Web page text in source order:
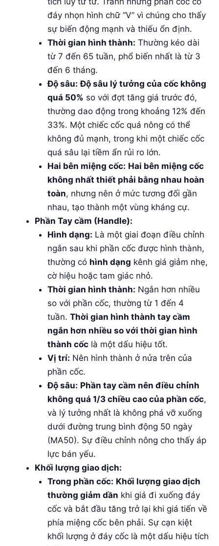
đáy nhọn hình chữ “V” vì chúng cho thấy
sự biến động mạnh và thiếu ổn định.
Thời gian hình thành: Thường kéo dài
từ 7 đến 65 tuần, phổ biến nhất là từ 3
đến 6 tháng.
Độ sâu: Độ sâu lý tưởng của cốc không
quá 50% so với đợt tăng giá trước đó,
thường dao động trong khoảng 12% đến
33%. Một chiếc cốc quá nông có thể
không đủ mạnh, trong khi một chiếc cốc
quá sâu lại tiềm ẩn rủi ro lớn.
Hai bên miệng cốc: Hai bên miệng cốc
không nhất thiết phải bằng nhau hoàn
toàn, nhưng nên ở mức tương đối gần
nhau, tạo thành một vùng kháng cự.
Phần Tay cầm (Handle):
Hình dạng: Là một giai đoạn điều chỉnh
ngắn sau khi phần cốc được hình thành,
thường có hình dạng kênh giá giảm nhẹ,
cờ hiệu hoặc tam giác nhỏ.
Thời gian hình thành: Ngắn hơn nhiều
so với phần cốc, thường từ 1 đến 4
tuần. Thời gian hình thành tay cầm
ngắn hơn nhiều so với thời gian hình
thành cốclà một dấu hiệu tốt.
Vị trí: Nên hình thành ở nửa trên của
phần cốc.
Độ sâu: Phần tay cầm nên điều chỉnh
không quá 1/3 chiều cao của phần cốc,
và lý tưởng nhất là không phá vỡ xuống
dưới đường trung bình động 50 ngày
(MA50). Sự điều chỉnh nông cho thấy áp
lực bán yếu.
Khối lượng giao dịch:
Trong phần cốc: Khối lượng giao dịch
thường giảm dần khi giá đi xuống đáy
cốc và bắt đầu tăng trở lại khi giá tiến về
phía miệng cốc bên phải. Sự cạn kiệt
khối lượng ở đáy cốc là một dấu hiệu tích